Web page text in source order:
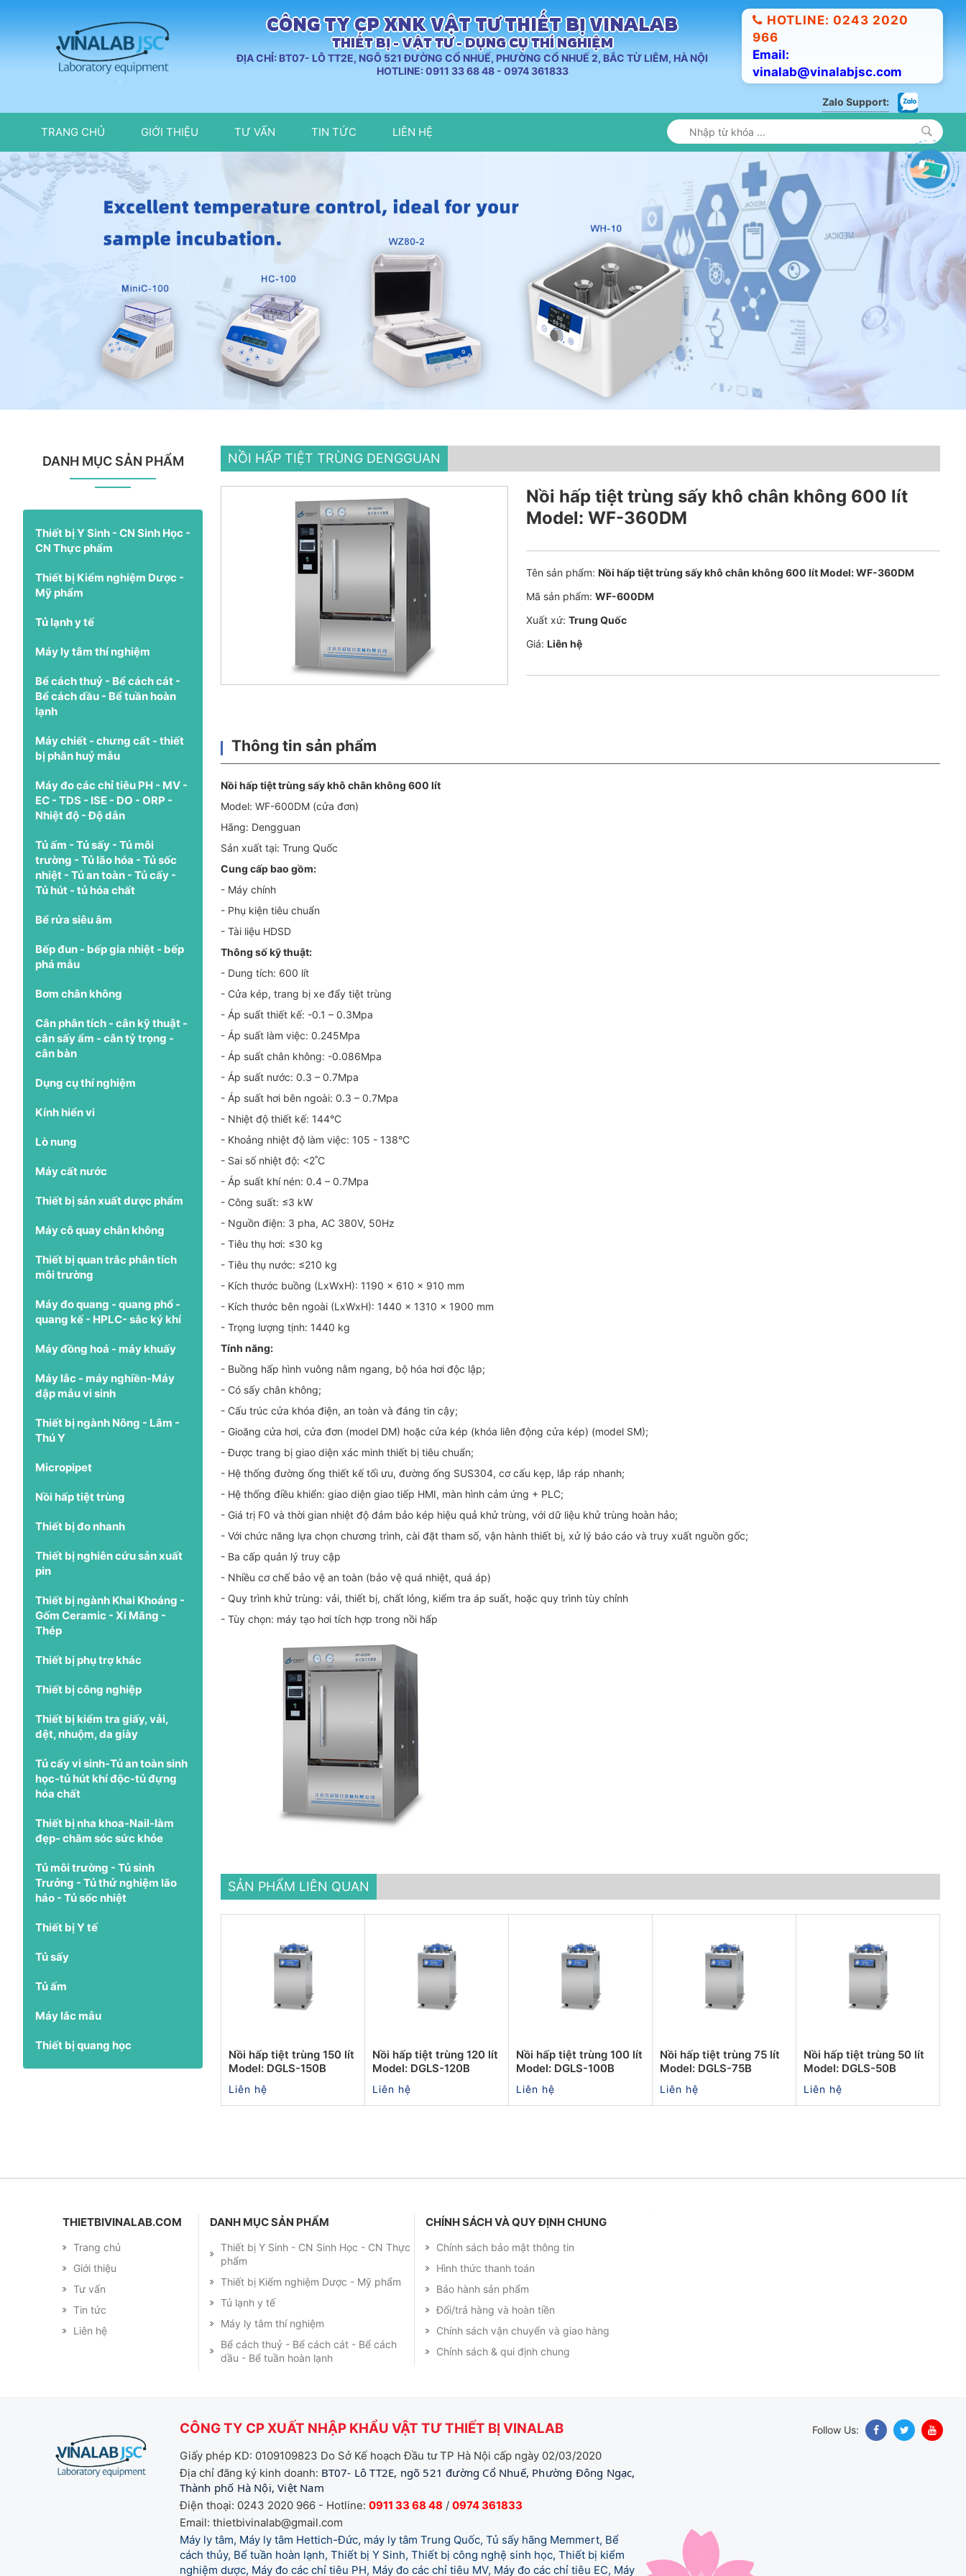
CÔNG TY CP XNK VẬT TƯ THIẾT BỊ VINALAB
THIẾT BỊ - VẬT TƯ - DỤNG CỤ THÍ NGHIỆM
ĐỊA CHỈ: BT07- LÔ TT2E, NGÕ 521 ĐƯỜNG CỔ NHUẾ, PHƯỜNG CỔ NHUẾ 2, BẮC TỪ LIÊM, HÀ NỘI
HOTLINE: 0911 33 68 48 - 0974 361833
HOTLINE: 0243 2020
966
Email:
vinalab@vinalabjsc.com
Zalo Support:
TRANG CHỦ GIỚI THIỆU TƯ VẤN TIN TỨC LIÊN HỆ
DANH MỤC SẢN PHẨM
Thiết bị Y Sinh - CN Sinh Học -
CN Thực phẩm
Thiết bị Kiểm nghiệm Dược -
Mỹ phẩm
Tủ lạnh y tế
Máy ly tâm thí nghiệm
Bể cách thuỷ - Bể cách cát -
Bể cách dầu - Bể tuần hoàn
lạnh
Máy chiết - chưng cất - thiết
bị phân huỷ mẫu
Máy đo các chỉ tiêu PH - MV -
EC - TDS - ISE - DO - ORP -
Nhiệt độ - Độ dẫn
Tủ ấm - Tủ sấy - Tủ môi
trường - Tủ lão hóa - Tủ sốc
nhiệt - Tủ an toàn - Tủ cấy -
Tủ hút - tủ hóa chất
Bể rửa siêu âm
Bếp đun - bếp gia nhiệt - bếp
phá mẫu
Bơm chân không
Cân phân tích - cân kỹ thuật -
cân sấy ẩm - cân tỷ trọng -
cân bàn
Dụng cụ thí nghiệm
Kính hiển vi
Lò nung
Máy cất nước
Thiết bị sản xuất dược phẩm
Máy cô quay chân không
Thiết bị quan trắc phân tích
môi trường
Máy đo quang - quang phổ -
quang kế - HPLC- sắc ký khí
Máy đồng hoá - máy khuấy
Máy lắc - máy nghiền-Máy
dập mẫu vi sinh
Thiết bị ngành Nông - Lâm -
Thú Y
Micropipet
Nồi hấp tiệt trùng
Thiết bị đo nhanh
Thiết bị nghiên cứu sản xuất
pin
Thiết bị ngành Khai Khoáng -
Gốm Ceramic - Xi Măng -
Thép
Thiết bị phụ trợ khác
Thiết bị công nghiệp
Thiết bị kiểm tra giấy, vải,
dệt, nhuộm, da giày
Tủ cấy vi sinh-Tủ an toàn sinh
học-tủ hút khí độc-tủ đựng
hóa chất
Thiết bị nha khoa-Nail-làm
đẹp- chăm sóc sức khỏe
Tủ môi trường - Tủ sinh
Trưởng - Tủ thử nghiệm lão
háo - Tủ sốc nhiệt
Thiết bị Y tế
Tủ sấy
Tủ ấm
Máy lắc mẫu
Thiết bị quang học
NỒI HẤP TIỆT TRÙNG DENGGUAN
Nồi hấp tiệt trùng sấy khô chân không 600 lít
Model: WF-360DM
Tên sản phẩm: Nồi hấp tiệt trùng sấy khô chân không 600 lít Model: WF-360DM
Mã sản phẩm: WF-600DM
Xuất xứ: Trung Quốc
Giá: Liên hệ
Thông tin sản phẩm
Nồi hấp tiệt trùng sấy khô chân không 600 lít
Model: WF-600DM (cửa đơn)
Hãng: Dengguan
Sản xuất tại: Trung Quốc
Cung cấp bao gồm:
- Máy chính
- Phụ kiện tiêu chuẩn
- Tài liệu HDSD
Thông số kỹ thuật:
- Dung tích: 600 lít
- Cửa kép, trang bị xe đẩy tiệt trùng
- Áp suất thiết kế: -0.1 – 0.3Mpa
- Áp suất làm việc: 0.245Mpa
- Áp suất chân không: -0.086Mpa
- Áp suất nước: 0.3 – 0.7Mpa
- Áp suất hơi bên ngoài: 0.3 – 0.7Mpa
- Nhiệt độ thiết kế: 144°C
- Khoảng nhiệt độ làm việc: 105 - 138°C
- Sai số nhiệt độ: <2˚C
- Áp suất khí nén: 0.4 – 0.7Mpa
- Công suất: ≤3 kW
- Nguồn điện: 3 pha, AC 380V, 50Hz
- Tiêu thụ hơi: ≤30 kg
- Tiêu thụ nước: ≤210 kg
- Kích thước buồng (LxWxH): 1190 x 610 x 910 mm
- Kích thước bên ngoài (LxWxH): 1440 x 1310 x 1900 mm
- Trọng lượng tịnh: 1440 kg
Tính năng:
- Buồng hấp hình vuông nằm ngang, bộ hóa hơi độc lập;
- Có sấy chân không;
- Cấu trúc cửa khóa điện, an toàn và đáng tin cậy;
- Gioăng cửa hơi, cửa đơn (model DM) hoặc cửa kép (khóa liên động cửa kép) (model SM);
- Được trang bị giao diện xác minh thiết bị tiêu chuẩn;
- Hệ thống đường ống thiết kế tối ưu, đường ống SUS304, cơ cấu kẹp, lắp ráp nhanh;
- Hệ thống điều khiển: giao diện giao tiếp HMI, màn hình cảm ứng + PLC;
- Giá trị F0 và thời gian nhiệt độ đảm bảo kép hiệu quả khử trùng, với dữ liệu khử trùng hoàn hảo;
- Với chức năng lựa chọn chương trình, cài đặt tham số, vận hành thiết bị, xử lý báo cáo và truy xuất nguồn gốc;
- Ba cấp quản lý truy cập
- Nhiều cơ chế bảo vệ an toàn (bảo vệ quá nhiệt, quá áp)
- Quy trình khử trùng: vải, thiết bị, chất lỏng, kiểm tra áp suất, hoặc quy trình tùy chỉnh
- Tùy chọn: máy tạo hơi tích hợp trong nồi hấp
SẢN PHẨM LIÊN QUAN
Nồi hấp tiệt trùng 150 lít
Model: DGLS-150B
Liên hệ
Nồi hấp tiệt trùng 120 lít
Model: DGLS-120B
Liên hệ
Nồi hấp tiệt trùng 100 lít
Model: DGLS-100B
Liên hệ
Nồi hấp tiệt trùng 75 lít
Model: DGLS-75B
Liên hệ
Nồi hấp tiệt trùng 50 lít
Model: DGLS-50B
Liên hệ
THIETBIVINALAB.COM
Trang chủ
Giới thiệu
Tư vấn
Tin tức
Liên hệ
DANH MỤC SẢN PHẨM
Thiết bị Y Sinh - CN Sinh Học - CN Thực
phẩm
Thiết bị Kiểm nghiệm Dược - Mỹ phẩm
Tủ lạnh y tế
Máy ly tâm thí nghiệm
Bể cách thuỷ - Bể cách cát - Bể cách
dầu - Bể tuần hoàn lạnh
CHÍNH SÁCH VÀ QUY ĐỊNH CHUNG
Chính sách bảo mật thông tin
Hình thức thanh toán
Bảo hành sản phẩm
Đổi/trả hàng và hoàn tiền
Chính sách vận chuyển và giao hàng
Chính sách & qui định chung
CÔNG TY CP XUẤT NHẬP KHẨU VẬT TƯ THIẾT BỊ VINALAB
Giấy phép KD: 0109109823 Do Sở Kế hoạch Đầu tư TP Hà Nội cấp ngày 02/03/2020
Địa chỉ đăng ký kinh doanh: BT07- Lô TT2E, ngõ 521 đường Cổ Nhuế, Phường Đông Ngạc,
Thành phố Hà Nội, Việt Nam
Điện thoại: 0243 2020 966 - Hotline: 0911 33 68 48 / 0974 361833
Email: thietbivinalab@gmail.com
Máy ly tâm, Máy ly tâm Hettich-Đức, máy ly tâm Trung Quốc, Tủ sấy hãng Memmert, Bể
cách thủy, Bể tuần hoàn lạnh, Thiết bị Y Sinh, Thiết bị công nghệ sinh học, Thiết bị kiểm
nghiệm dược, Máy đo các chỉ tiêu PH, Máy đo các chỉ tiêu MV, Máy đo các chỉ tiêu EC, Máy
Follow Us: